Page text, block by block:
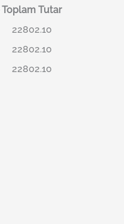
Toplam Tutar
22802.10
22802.10
22802.10